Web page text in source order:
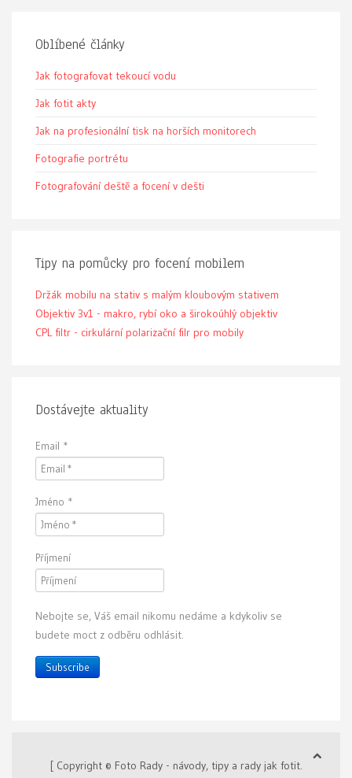
Oblíbené články
Jak fotografovat tekoucí vodu
Jak fotit akty
Jak na profesionální tisk na horších monitorech
Fotografie portrétu
Fotografování deště a focení v dešti
Tipy na pomůcky pro focení mobilem
Držák mobilu na stativ s malým kloubovým stativem
Objektiv 3v1 - makro, rybí oko a širokoúhlý objektiv
CPL filtr - cirkulární polarizační filr pro mobily
Dostávejte aktuality
Email *
Jméno *
Příjmení
Nebojte se, Váš email nikomu nedáme a kdykoliv se
budete moct z odběru odhlásit.
Subscribe
[ Copyright © Foto Rady - návody, tipy a rady jak fotit.